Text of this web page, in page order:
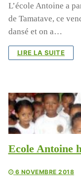
L’école Antoine a
de Tamatave, ce
dansé et on a…
LIRE LA SUITE
Ecole Antoine
6 NOVEMBRE 2018